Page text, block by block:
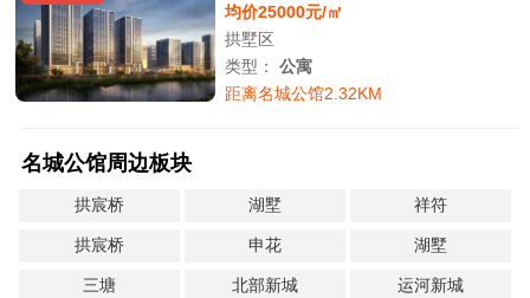
均价25000元/㎡
拱墅区
类型：公寓
距离名城公馆2.32KM
名城公馆周边板块
拱宸桥 湖墅 祥符
拱宸桥 申花 湖墅
三塘 北部新城 运河新城